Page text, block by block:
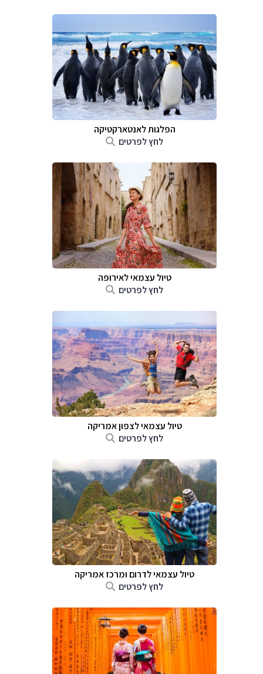
הפלגות לאנטארקטיקה
לחץ לפרטים
טיול עצמאי לאירופה
לחץ לפרטים
טיול עצמאי לצפון אמריקה
לחץ לפרטים
טיול עצמאי לדרום ומרכז אמריקה
לחץ לפרטים